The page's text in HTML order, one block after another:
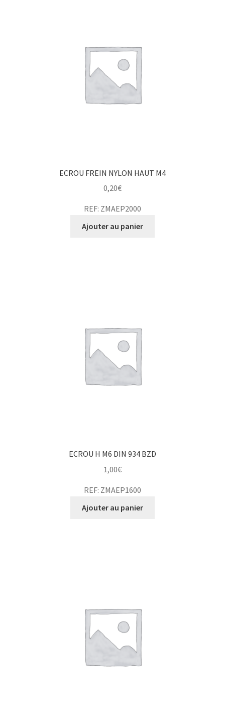
ECROU FREIN NYLON HAUT M4
0,20€
REF: ZMAEP2000
Ajouter au panier
ECROU H M6 DIN 934 BZD
1,00€
REF: ZMAEP1600
Ajouter au panier